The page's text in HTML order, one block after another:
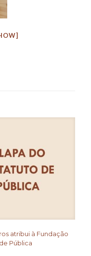
atribui à Fundação
Pública